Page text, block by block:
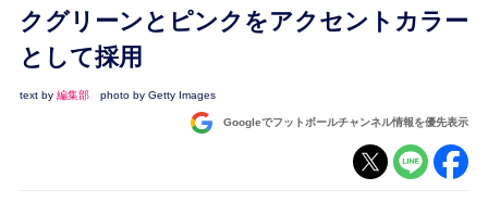
UEFA
ナショナルチーム
高校サッカー
クグリーンとピンクをアクセントカラー
として採用
text by 編集部 photo by Getty Images
Googleでフットボールチャンネル情報を優先表示